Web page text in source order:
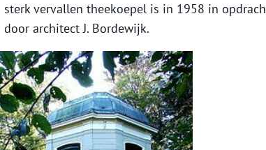
sterk vervallen theekoepel is in 1958 in
door architect J. Bordewijk.